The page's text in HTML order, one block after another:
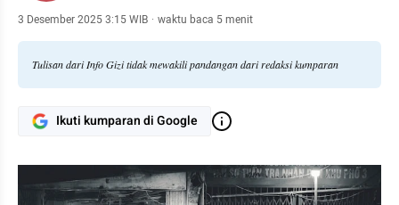
3 Desember 2025 3:15 WIB · waktu baca 5 menit
Tulisan dari Info Gizi tidak mewakili pandangan dari redaksi kumparan
Ikuti kumparan di Google